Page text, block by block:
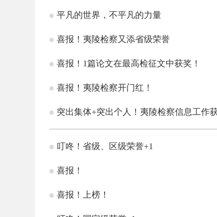
平凡的世界，不平凡的力量
喜报！夷陵检察又添省级荣誉
喜报！1篇论文在最高检征文中获奖！
喜报！夷陵检察开门红！
突出集体+突出个人！夷陵检察信息工作
叮咚！省级、区级荣誉+1
喜报！
喜报！上榜！